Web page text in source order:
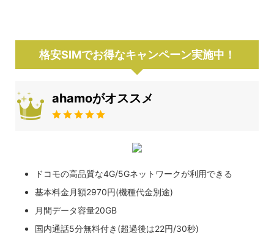
格安SIMでお得なキャンペーン実施中！
ahamoがオススメ
ドコモの高品質な4G/5Gネットワークが利用できる
基本料金月額2970円(機種代金別途)
月間データ容量20GB
国内通話5分無料付き(超過後は22円/30秒)